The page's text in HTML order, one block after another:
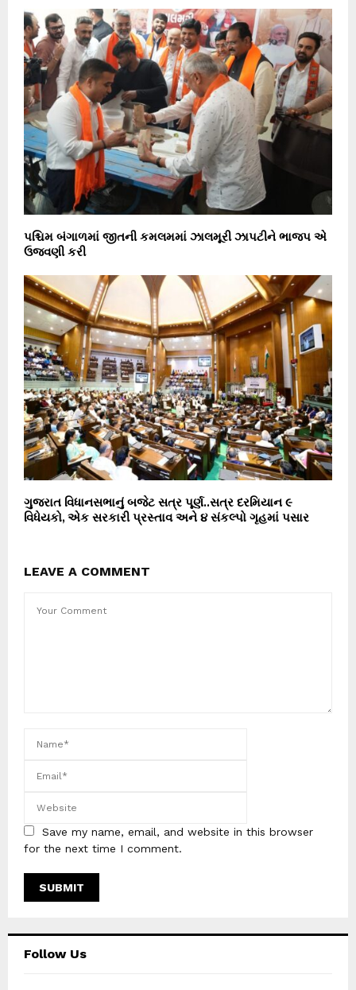
પશ્ચિમ બંગાળમાં જીતની કમલમમાં ઝાલમૂરી ઝાપટીને ભાજપ એ
ઉજવણી કરી
ગુજરાત વિધાનસભાનું બજેટ સત્ર પૂર્ણ..સત્ર દરમિયાન ૯
વિધેયકો, એક સરકારી પ્રસ્તાવ અને ૪ સંકલ્પો ગૃહમાં પસાર
LEAVE A COMMENT
Save my name, email, and website in this browser
for the next time I comment.
Follow Us